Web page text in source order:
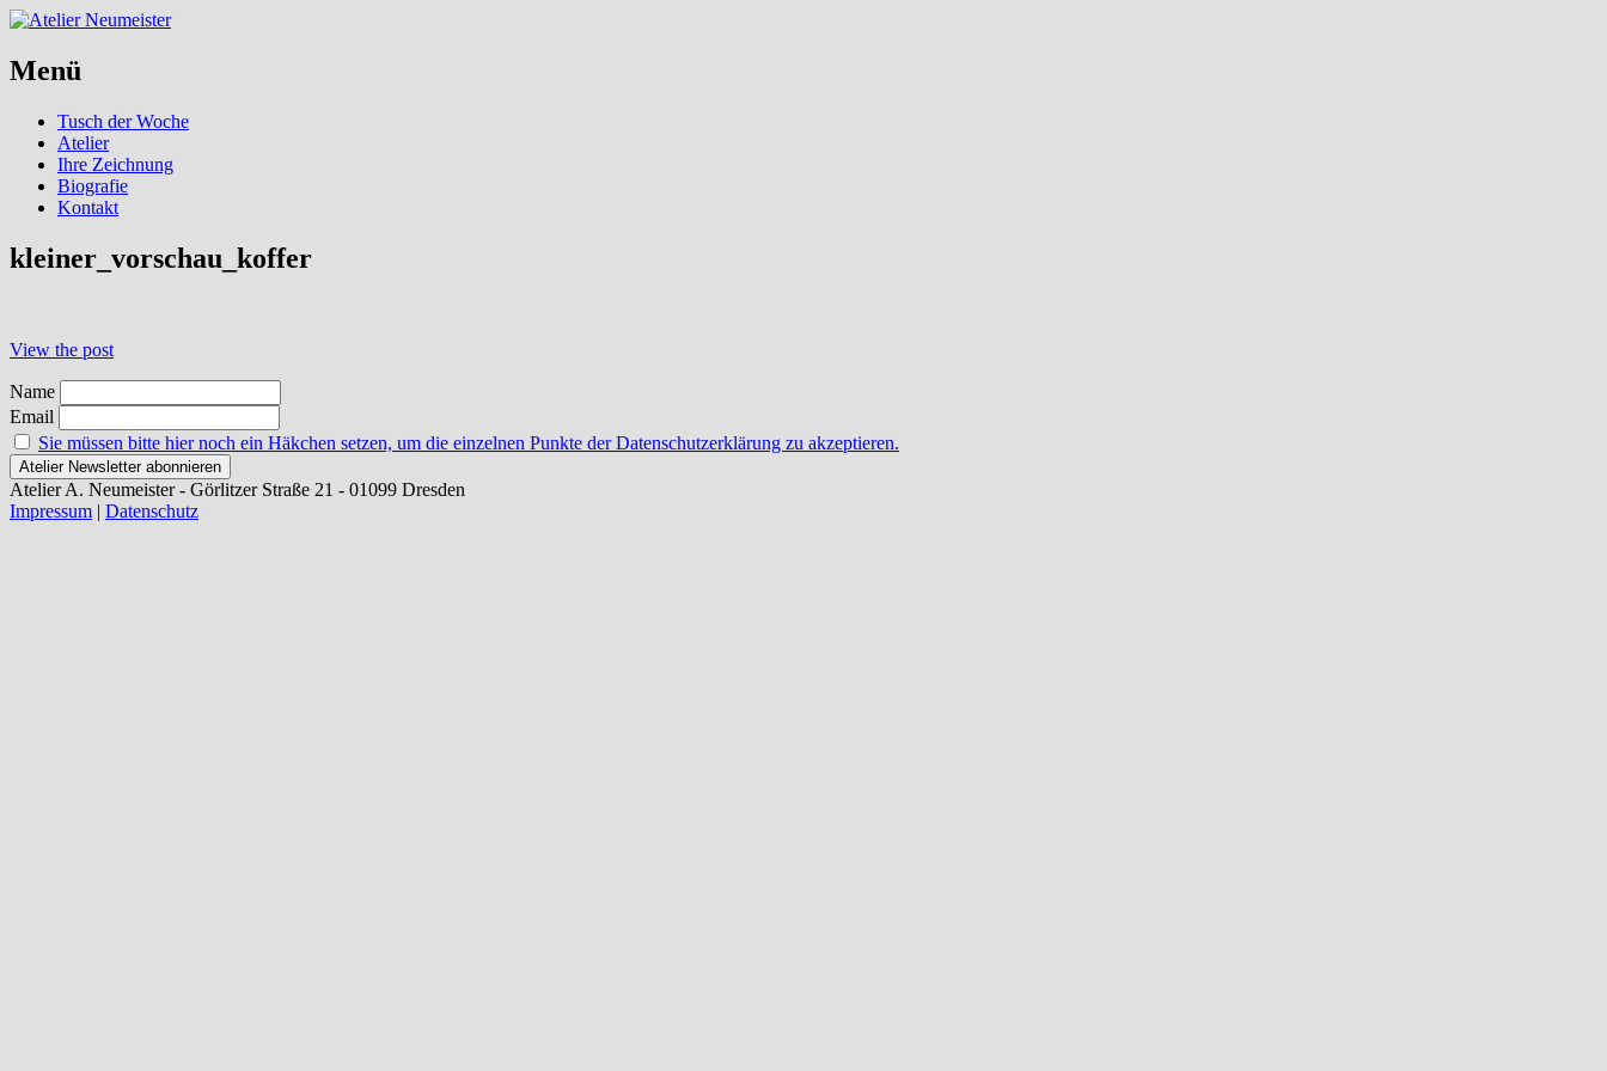
Menü
Skip
content
Tusch der Woche
Atelier
Ihre Zeichnung
Biografie
Kontakt
kleiner_vorschau_koffer
Post
navigation
View the post
Name
Email
Sie müssen bitte hier noch ein Häkchen setzen, um die einzelnen Punkte der Datenschutzerklärung zu akzeptieren.
Atelier A. Neumeister - Görlitzer Straße 21 - 01099 Dresden
Impressum | Datenschutz